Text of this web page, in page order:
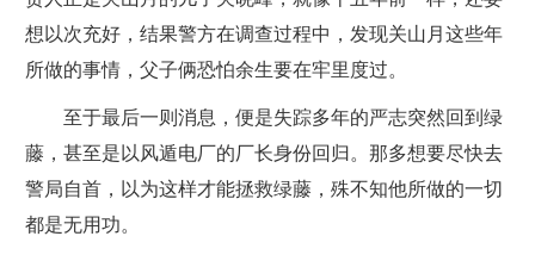
想以次充好，结果警方在调查过程中，发现关山月这些年
所做的事情，父子俩恐怕余生要在牢里度过。
至于最后一则消息，便是失踪多年的严志突然回到绿
藤，甚至是以风遁电厂的厂长身份回归。那多想要尽快去
警局自首，以为这样才能拯救绿藤，殊不知他所做的一切
都是无用功。